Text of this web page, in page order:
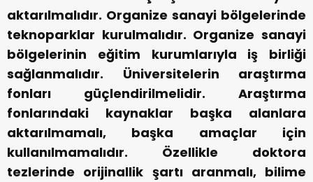
aktarılmalıdır. Organize sanayi bölgelerinde
teknoparklar kurulmalıdır. Organize sanayi
bölgelerinin eğitim kurumlarıyla iş birliği
sağlanmalıdır. Üniversitelerin araştırma
fonları güçlendirilmelidir. Araştırma
fonlarındaki kaynaklar başka alanlara
aktarılmamalı, başka amaçlar için
kullanılmamalıdır. Özellikle doktora
tezlerinde orijinallik şartı aranmalı, bilime